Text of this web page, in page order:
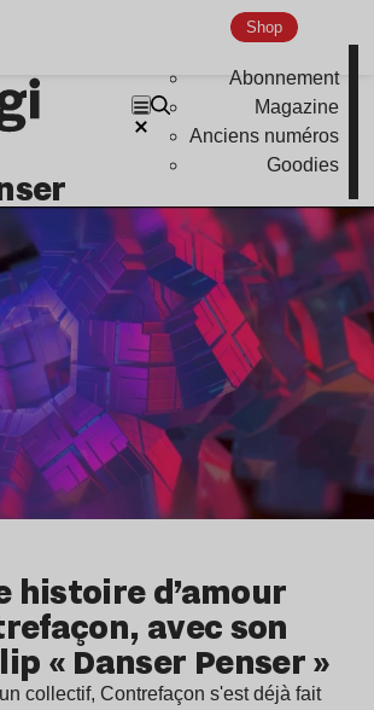
Shop
Abonnement
Magazine
Anciens numéros
Goodies
histoire d’amour
avec son
« Danser Penser »
collectif, Contrefaçon s'est déjà fait